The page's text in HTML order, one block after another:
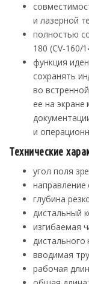
и лазерной
полностью
180 (CV-160/
функция
сохранять
во
ее на
и
Технические
угол поля
глубина
дистальный
изгибаемая
дистального
вводимая
рабочая